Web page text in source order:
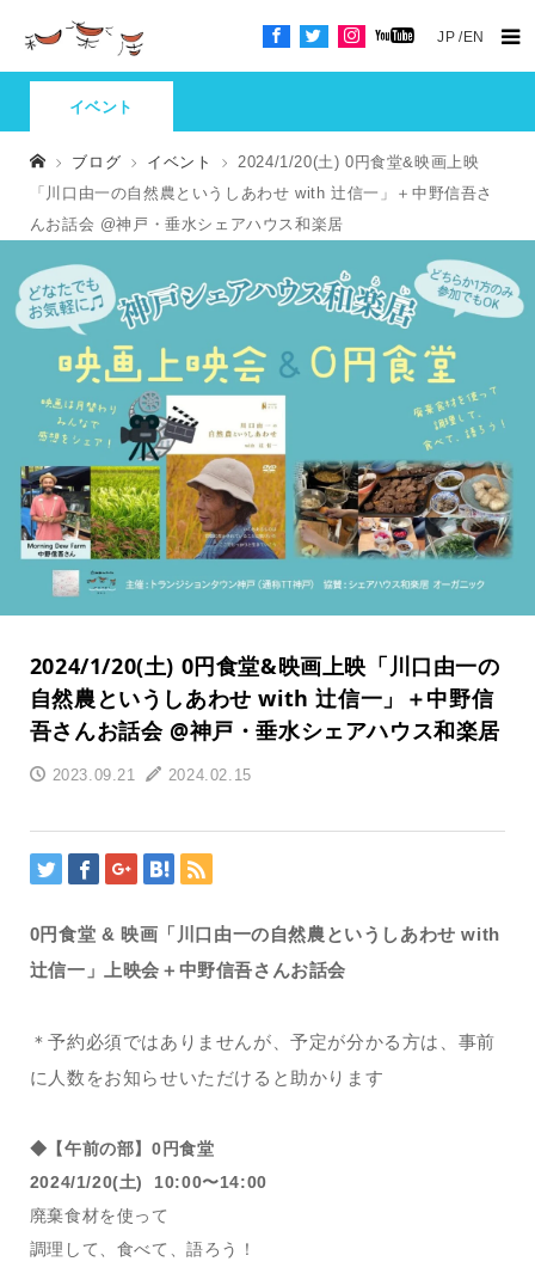
JP EN
イベント
ブログ イベント
2024/1/20(土) 0円食堂&映画上映
「川口由一の自然農というしあわせ with 辻信一」＋中野信吾さ
んお話会 @神戸・垂水シェアハウス和楽居
2024/1/20(土) 0円食堂&映画上映「川口由一の
自然農というしあわせ with 辻信一」＋中野信
吾さんお話会 @神戸・垂水シェアハウス和楽居
2023.09.21 2024.02.15
0円食堂 & 映画「川口由一の自然農というしあわせ with
辻信一」上映会＋中野信吾さんお話会
＊予約必須ではありませんが、予定が分かる方は、事前
に人数をお知らせいただけると助かります
◆【午前の部】0円食堂
2024/1/20(土) 10:00〜14:00
廃棄食材を使って
調理して、食べて、語ろう！